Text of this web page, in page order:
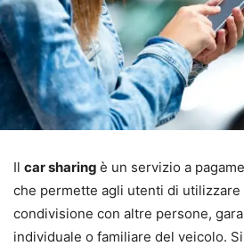
Il car sharing è un servizio a
che permette agli utenti di utilizzare
condivisione con altre persone,
individuale o familiare del veicolo.